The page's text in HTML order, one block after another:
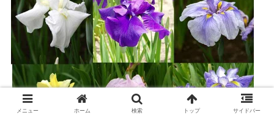
メニュー ホーム 検索 トップ サイドバー